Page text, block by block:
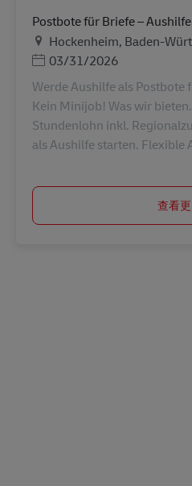
Postbote für Briefe –
地点Hockenheim, Baden-
Posted Date
03/31/2026
Werde Aushilfe als
Kein Minijob! Was wir
Stundenlohn inkl.
als Aushilfe starten. Flexible
查看